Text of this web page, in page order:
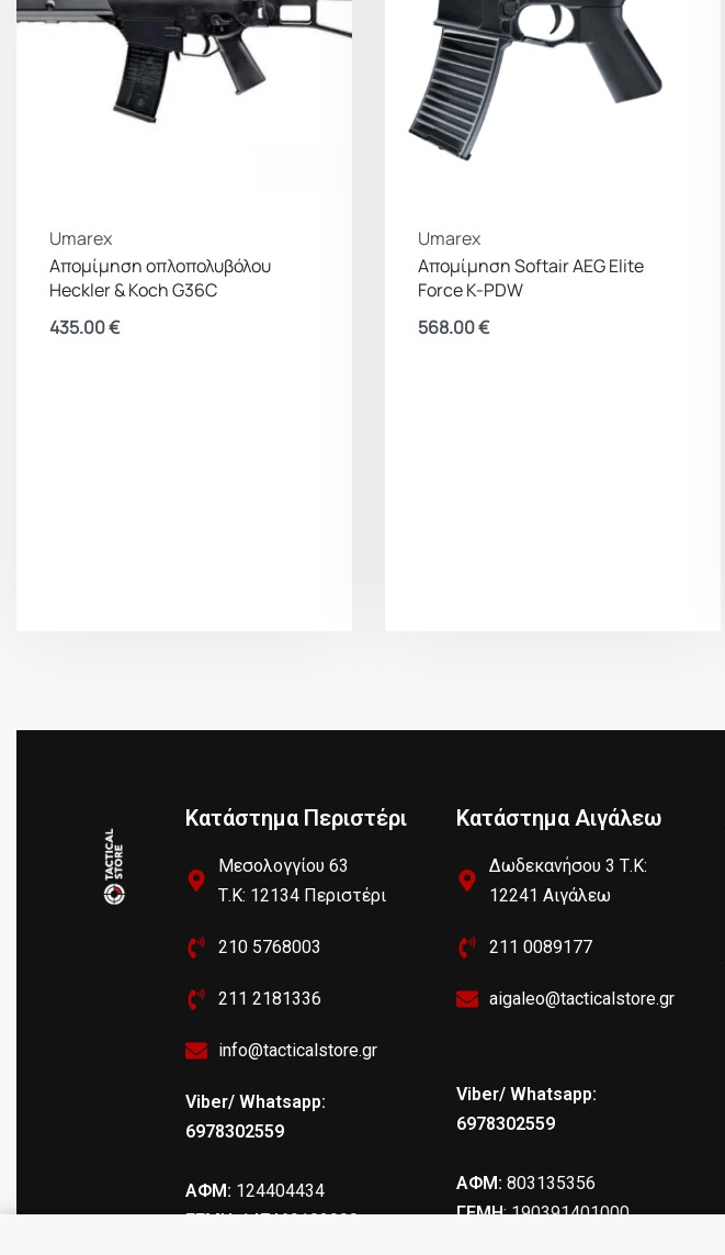
Umarex
Απομίμηση οπλοπολυβόλου
Heckler & Koch G36C
435.00€
Umarex
Απομίμηση Softair AEG Elite
Force K-PDW
568.00€
Κατάστημα Περιστέρι
Μεσολογγίου 63
Τ.Κ: 12134 Περιστέρι
210 5768003
211 2181336
info@tacticalstore.gr
Viber/ Whatsapp:
6978302559
ΑΦΜ: 124404434
ΓΕΜΗ: 147469103000
Κατάστημα Αιγάλεω
Δωδεκανήσου 3 Τ.Κ:
12241 Αιγάλεω
211 0089177
aigaleo@tacticalstore.gr
Viber/ Whatsapp:
6978302559
ΑΦΜ: 803135356
ΓΕΜΗ: 190391401000